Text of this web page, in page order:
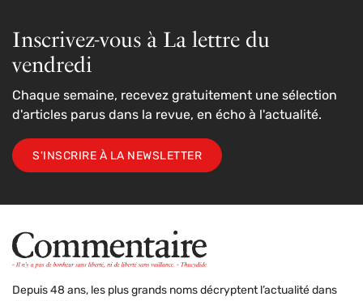
Inscrivez-vous à La lettre du
vendredi
Chaque semaine, recevez gratuitement une sélection
d'articles parus dans la revue, en écho à l'actualité.
S'INSCRIRE À LA NEWSLETTER
Depuis 48 ans, les plus grands noms décryptent l’actualité dans